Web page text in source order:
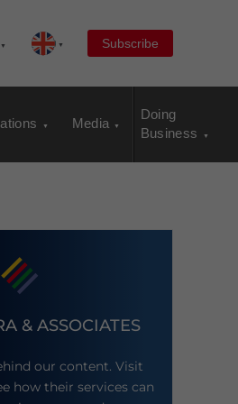
Subscribe
Media
Doing
Business
& ASSOCIATES
our content. Visit
how their services can